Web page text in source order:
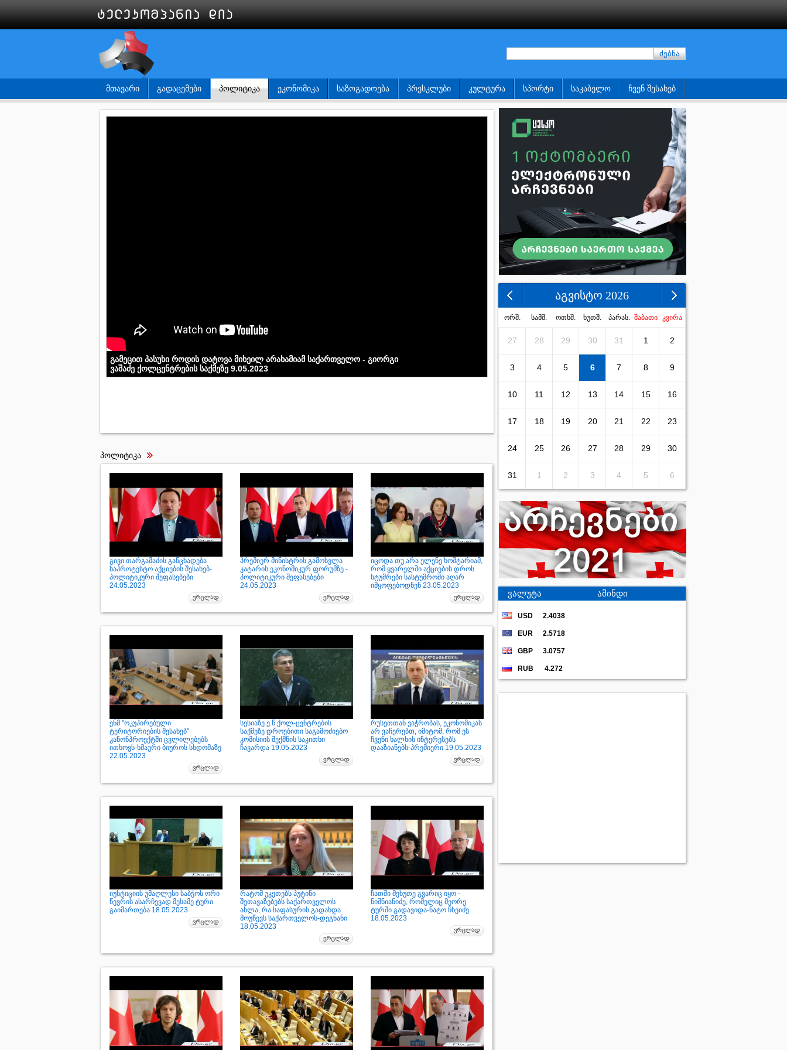
ძებნა
ᲛᲗᲐᲕᲐᲠᲘ ᲒᲐᲓᲐᲪᲔᲛᲔᲑᲘ ᲞᲝᲚᲘᲢᲘᲙᲐ ᲔᲙᲝᲜᲝᲛᲘᲙᲐ ᲡᲐᲖᲝᲒᲐᲓᲝᲔᲑᲐ ᲞᲠᲔᲡᲙᲚᲣᲑᲘ ᲙᲣᲚᲢᲣᲠᲐ ᲡᲞᲝᲠᲢᲘ ᲡᲐᲙᲐᲑᲔᲚᲝ ᲩᲕᲔᲜ ᲨᲔᲡᲐᲮᲔᲑ
გამეცით პასუხი როდის დატოვა მიხეილ არახამიამ საქართველო - გიორგი
ვაშაძე ქოლცენტრების საქმეზე 9.05.2023
პოლიტიკა
გივი თარგამაძის განცხადება
საპროტესტო აქციების შესახებ-
პოლიტიკური შეფასებები
24.05.2023
პრემიერ მინისტრის გამოსვლა
კატარის ეკონომიკურ ფორუმზე -
პოლიტიკური შეფასებები
24.05.2023
იცოდა თუ არა ელენე ხოშტარიამ,
რომ ყვარელში აქციების დროს
სტუმრები სასტუმროში აღარ
იმყოფებოდნენ 23.05.2023
ენმ "ოკუპირებული
ტერიტორიების შესახებ"
კანონპროექტში ცვლილებებს
ითხოვს-ხმაური ბიუროს სხდომაზე
22.05.2023
სესიაზე ე.წ.ქოლ-ცენტრების
საქმეზე დროებითი საგამოძიებო
კომისიის შექმნის საკითხი
ჩავარდა 19.05.2023
რუსეთთან ვაჭრობას, ეკონომიკას
არ ვაჩერებთ, იმიტომ, რომ ეს
ჩვენი ხალხის ინტერესებს
დააზიანებს-პრემიერი 19.05.2023
იუსტიციის უმაღლესი საბჭოს ორი
წევრის ასარჩევად მესამე ტური
გაიმართება 18.05.2023
რატომ უკეთებს პუტინი
შეთავაზებებს საქართველოს
ახლა, რა საფასურის გადახდა
მოუწევს საქართველოს-დეგნანი
18.05.2023
ჩათში მეხუთე გვარიც იყო -
ნიშნიანიძე, რომელიც მეორე
ტურში გადავიდა-ნატო ჩხეიძე
18.05.2023
აგვისტო 2026
ორშ. სამშ. ოთხშ. ხუთშ. პარას. შაბათი კვირა
27 28 29 30 31 1 2
3 4 5 6 7 8 9
10 11 12 13 14 15 16
17 18 19 20 21 22 23
24 25 26 27 28 29 30
31 1 2 3 4 5 6
ვალუტა ამინდი
USD 2.4038
EUR 2.5718
GBP 3.0757
RUB 4.272